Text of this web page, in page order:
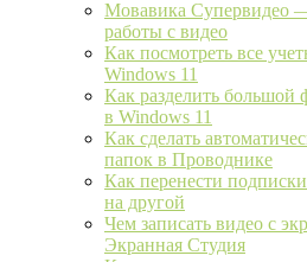
Мовавика Супервидео
работы с видео
Как посмотреть все
Windows 11
Как разделить большой
в Windows 11
Как сделать
папок в Проводнике
Как перенести
на другой
Чем записать видео с
Экранная Студия